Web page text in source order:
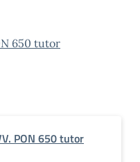
650 tutor
PON 650 tutor